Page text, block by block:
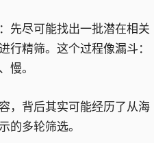
先尽可能找出一批潜在相关
行精筛。这个过程像漏斗：
慢。
，背后其实可能经历了从海
的多轮筛选。